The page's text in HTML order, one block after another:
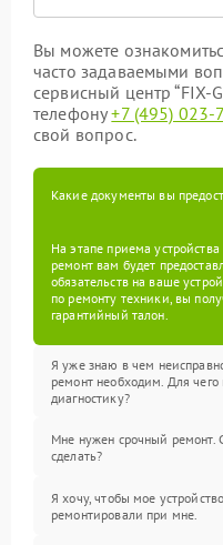
Вы можете
часто задаваемыми
сервисный центр “FIX-
телефону+7 (495) 023-
свой вопрос.
Какие документы вы
На этапе приема
ремонт вам будет
обязательств на ваше
по ремонту техники, вы
гарантийный талон.
Я уже знаю в чем
ремонт необходим. Для чего
диагностику?
Мне нужен срочный ремонт.
сделать?
Я хочу, чтобы мое устройство
ремонтировали при мне.